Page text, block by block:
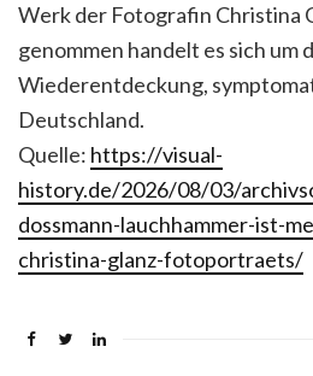
Werk der Fotografin Christina
genommen handelt es sich um
Wiederentdeckung,
Deutschland.
Quelle: https://visual-
history.de/2026/08/03/
dossmann-lauchhammer-ist-
christina-glanz-fotoportraets/